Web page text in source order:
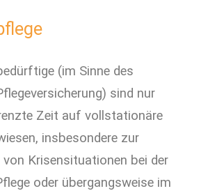
(im Sinne des
sind nur
Zeit auf vollstationäre
insbesondere zur
von Krisensituationen bei der
oder übergangsweise im